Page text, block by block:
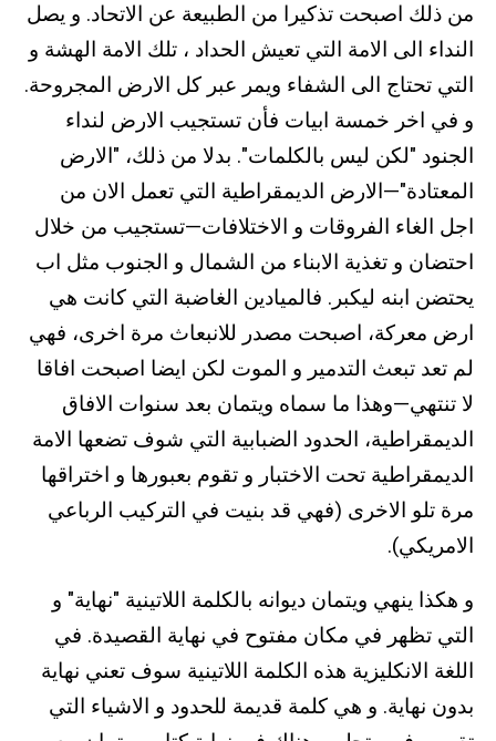
من ذلك اصبحت تذكيرا من الطبيعة عن الاتحاد. و يصل
النداء الى الامة التي تعيش الحداد ، تلك الامة الهشة و
التي تحتاج الى الشفاء ويمر عبر كل الارض المجروحة.
و في اخر خمسة ابيات فأن تستجيب الارض لنداء
الجنود "لكن ليس بالكلمات". بدلا من ذلك، "الارض
المعتادة"—الارض الديمقراطية التي تعمل الان من
اجل الغاء الفروقات و الاختلافات—تستجيب من خلال
احتضان و تغذية الابناء من الشمال و الجنوب مثل اب
يحتضن ابنه ليكبر. فالميادين الغاضبة التي كانت هي
ارض معركة، اصبحت مصدر للانبعاث مرة اخرى، فهي
لم تعد تبعث التدمير و الموت لكن ايضا اصبحت افاقا
لا تنتهي—وهذا ما سماه ويتمان بعد سنوات الافاق
الديمقراطية، الحدود الضبابية التي شوف تضعها الامة
الديمقراطية تحت الاختبار و تقوم بعبورها و اختراقها
مرة تلو الاخرى (فهي قد بنيت في التركيب الرباعي
الامريكي).
و هكذا ينهي ويتمان ديوانه بالكلمة اللاتينية "نهاية" و
التي تظهر في مكان مفتوح في نهاية القصيدة. في
اللغة الانكليزية هذه الكلمة اللاتينية سوف تعني نهاية
بدون نهاية. و هي كلمة قديمة للحدود و الاشياء التي